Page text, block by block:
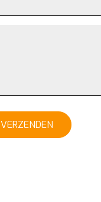
VERZENDEN